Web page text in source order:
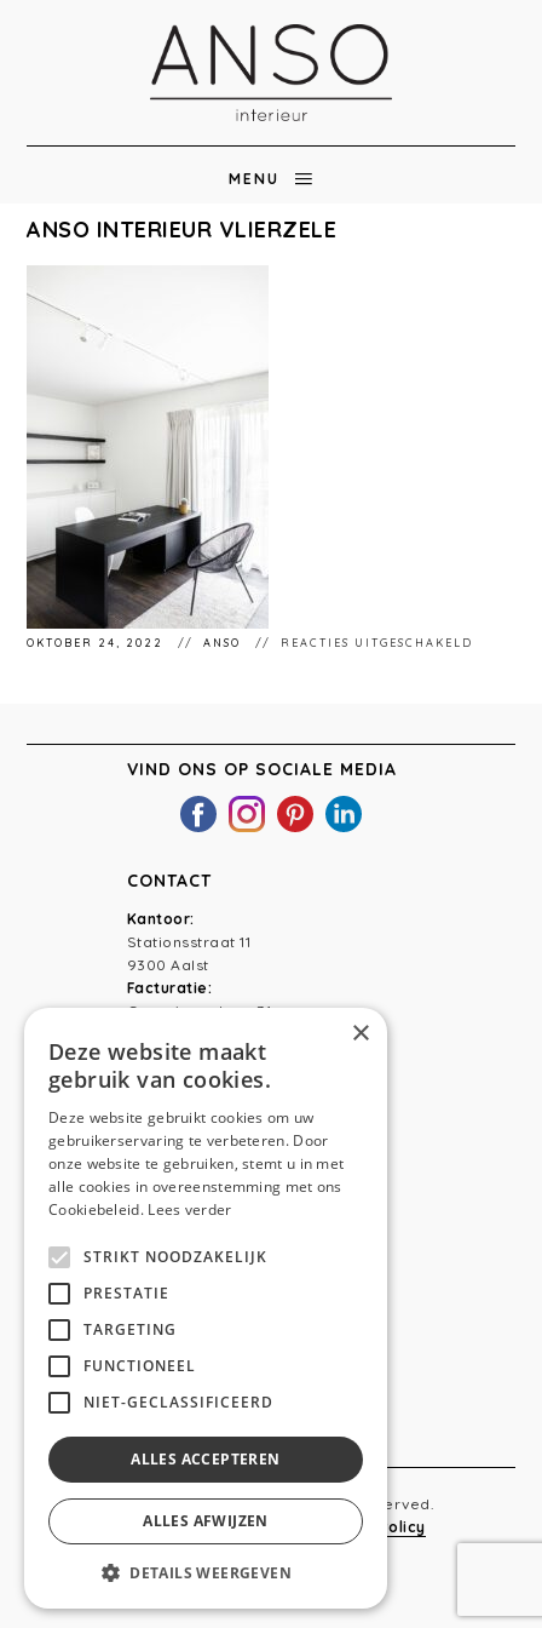
MENU
ANSO INTERIEUR VLIERZELE
OKTOBER 24, 2022 ANSO REACTIES UITGESCHAKELD
VIND ONS OP SOCIALE MEDIA
CONTACT
Kantoor:
Stationsstraat 11
9300 Aalst
Facturatie:
Capucienenlaan 31
Telefoon:0473 44 56 94
NAVIGATION
Home
Diensten
Realisaties
Copyright © 2019 Anso. All rights reserved.
Sitemap-Privacy Policy Cookie Policy
webdesigned by
×
Deze website maakt
gebruik van cookies.
Deze website gebruikt cookies om uw
gebruikerservaring te verbeteren. Door
onze website te gebruiken, stemt u in met
alle cookies in overeenstemming met ons
Cookiebeleid. Lees verder
STRIKT NOODZAKELIJK
PRESTATIE
TARGETING
FUNCTIONEEL
NIET-GECLASSIFICEERD
ALLES ACCEPTEREN
ALLES AFWIJZEN
DETAILS WEERGEVEN